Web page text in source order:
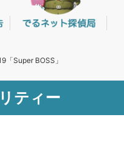
Super BOSS」
ティー